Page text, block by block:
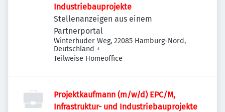
Industriebauprojekte
Stellenanzeigen aus einem
Partnerportal
Winterhuder Weg, 22085 Hamburg-Nord,
Deutschland +
Teilweise Homeoffice
Projektkaufmann (m/w/d) EPC/M,
Infrastruktur- und Industriebauprojekte